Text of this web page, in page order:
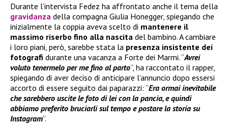
Durante l’intervista Fedez ha affrontato anche il tema della
gravidanza della compagna Giulia Honegger, spiegando che
inizialmente la coppia aveva scelto di mantenere il
massimo riserbo fino alla nascita del bambino. A cambiare
i loro piani, però, sarebbe stata la presenza insistente dei
fotografi durante una vacanza a Forte dei Marmi. “Avrei
voluto tenermelo per me fino al parto”, ha raccontato il rapper,
spiegando di aver deciso di anticipare l’annuncio dopo essersi
accorto di essere seguito dai paparazzi: “Era ormai inevitabile
che sarebbero uscite le foto di lei con la pancia, e quindi
abbiamo preferito bruciarli sul tempo e postare la storia su
Instagram”.